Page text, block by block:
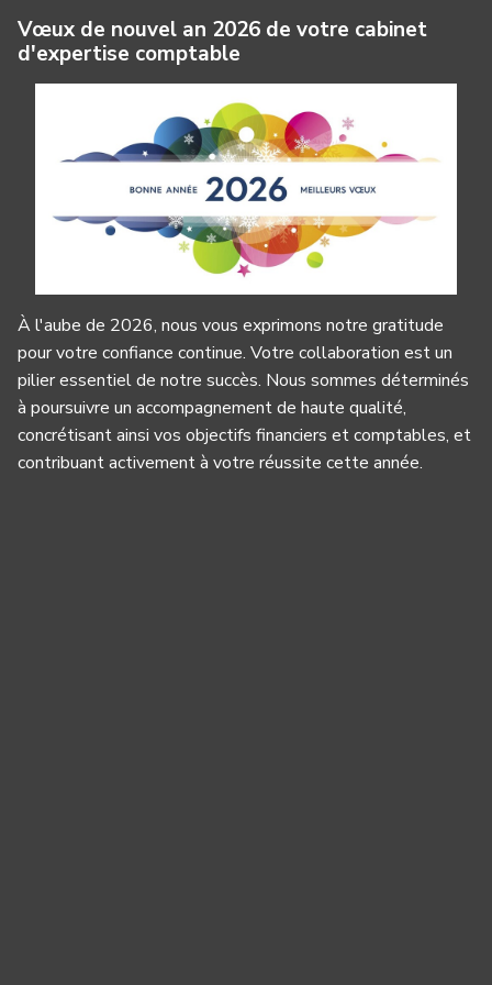
Vœux de nouvel an 2026 de votre cabinet
d'expertise comptable
À l'aube de 2026, nous vous exprimons notre gratitude
pour votre confiance continue. Votre collaboration est un
pilier essentiel de notre succès. Nous sommes déterminés
à poursuivre un accompagnement de haute qualité,
concrétisant ainsi vos objectifs financiers et comptables, et
contribuant activement à votre réussite cette année.